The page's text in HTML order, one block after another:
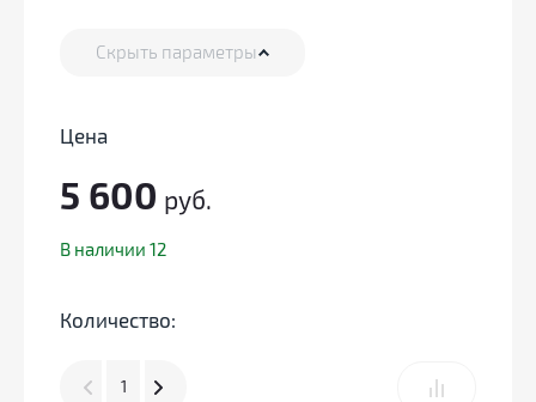
Скрыть параметры
Цена
5 600 руб.
В наличии 12
Количество: